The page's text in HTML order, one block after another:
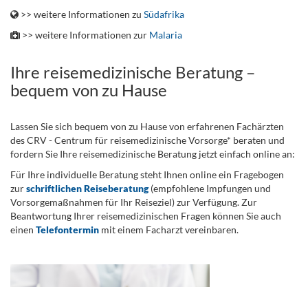
>> weitere Informationen zu Südafrika
>> weitere Informationen zur Malaria
Ihre reisemedizinische Beratung –
bequem von zu Hause
Lassen Sie sich bequem von zu Hause von erfahrenen Fachärzten
des CRV - Centrum für reisemedizinische Vorsorge* beraten und
fordern Sie Ihre reisemedizinische Beratung jetzt einfach online an:
Für Ihre individuelle Beratung steht Ihnen online ein Fragebogen
zurschriftlichen Reiseberatung(empfohlene Impfungen und
Vorsorgemaßnahmen für Ihr Reiseziel) zur Verfügung. Zur
Beantwortung Ihrer reisemedizinischen Fragen können Sie auch
einen Telefontermin mit einem Facharzt vereinbaren.